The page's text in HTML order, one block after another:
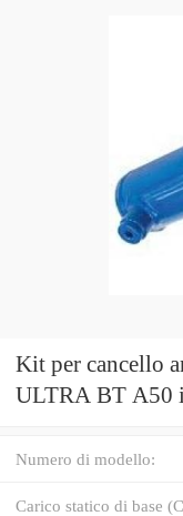
Kit per cancello
ULTRA BT A50
Numero di modello:
Carico statico di base